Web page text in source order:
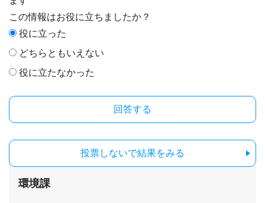
この情報はお役に立ちましたか？
役に立った
どちらともいえない
役に立たなかった
投票しないで結果をみる
環境課